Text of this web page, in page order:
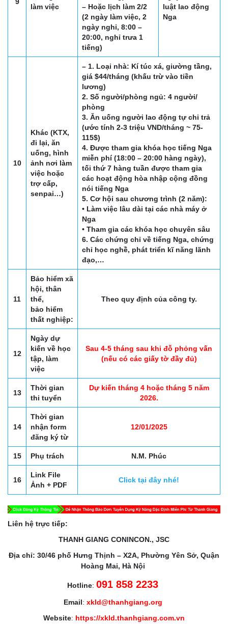
9
làm việc
– Hoặc lịch làm 2/2
(2 ngày làm việc, 2
ngày nghỉ, 8:00 –
20:00, nghỉ trưa 1
tiếng)
luật lao động
Nga
10
Khác (KTX,
đi lại, ăn
uống, hình
ảnh nơi làm
việc hoặc
trợ cấp,
senpai…)
– 1. Loại nhà: Kí túc xá, giường tầng,
giá $44/tháng (khấu trừ vào tiền
lương)
2. Số người/phòng ngủ: 4 người/
phòng
3. Ăn uống người lao động tự chi trả
(ước tính 2-3 triệu VND/tháng ~ 75-
115$)
4. Được tham gia khóa học tiếng Nga
miễn phí (18:00 – 20:00 hàng ngày),
tối thứ 7 hàng tuần được tham gia
các hoạt động hòa nhập cộng đồng
nói tiếng Nga
5. Cơ hội sau chương trình (2 năm):
• Làm việc lâu dài tại các nhà máy ở
Nga
• Tham gia các khóa học chuyên sâu
6. Các chứng chỉ về tiếng Nga, chứng
chỉ học nghề, phát triển kĩ năng lãnh
đạo,…
11
Bảo hiểm xã
hội, thân
thể,
bảo hiểm
thất nghiệp:
Theo quy định của công ty.
12
Ngày dự
kiến về học
tập, làm
việc
Sau 4-5 tháng sau khi đỗ phỏng vấn
(nếu có các giấy tờ đầy đủ)
13
Thời gian
thi tuyển
Dự kiến tháng 4 hoặc tháng 5 năm
2026.
14
Thời gian
nhận form
đăng ký từ
12/01/2025
15 Phụ trách N.M. Phúc
16
Link File
Ảnh + PDF
Click tại đây nhé!
Liên hệ trực tiếp:
THANH GIANG CONINCON., JSC
Địa chỉ: 30/46 phố Hưng Thịnh – X2A, Phường Yên Sở, Quận
Hoàng Mai, Hà Nội
Hotline: 091 858 2233
Email: xkld@thanhgiang.org
Website: https://xkld.thanhgiang.com.vn